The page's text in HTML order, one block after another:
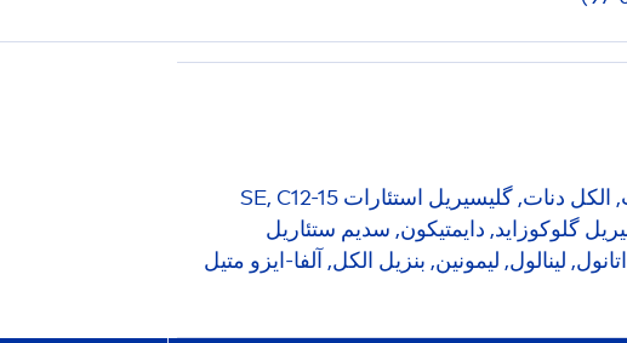
آب, گلیسیرین, ایزوپروپیل پالمیتات, الکل دنات, گلیسیریل استئارات SE, C12-15
گلوکوزاید, دایمتیکون, سدیم ستئاریل
لینالول, لیمونین, بنزیل الکل, آلفا-ایزو متیل